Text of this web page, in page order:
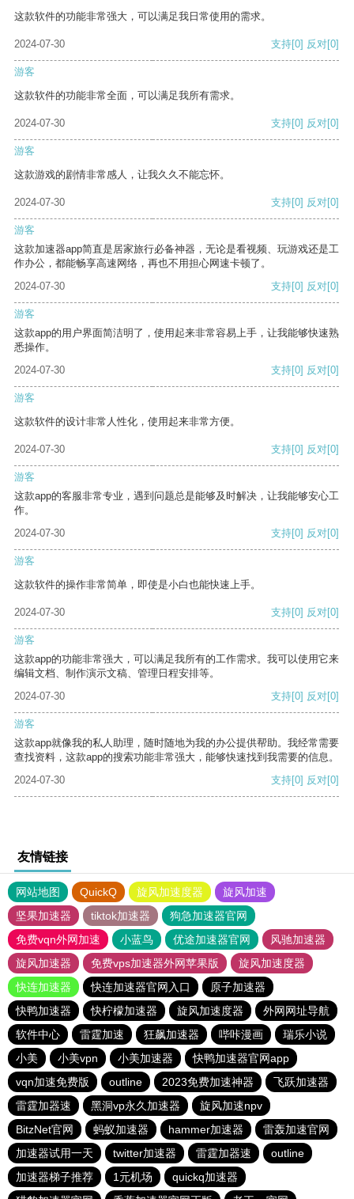
这款软件的功能非常强大，可以满足我日常使用的需求。
2024-07-30 支持[0] 反对[0]
游客
这款软件的功能非常全面，可以满足我所有需求。
2024-07-30 支持[0] 反对[0]
游客
这款游戏的剧情非常感人，让我久久不能忘怀。
2024-07-30 支持[0] 反对[0]
游客
这款加速器app简直是居家旅行必备神器，无论是看视频、玩游戏还是工
作办公，都能畅享高速网络，再也不用担心网速卡顿了。
2024-07-30
支持[0] 反对[0]
游客
这款app的用户界面简洁明了，使用起来非常容易上手，让我能够快速熟
悉操作。
2024-07-30
支持[0] 反对[0]
游客
这款软件的设计非常人性化，使用起来非常方便。
2024-07-30 支持[0] 反对[0]
游客
这款app的客服非常专业，遇到问题总是能够及时解决，让我能够安心工
作。
2024-07-30
支持[0] 反对[0]
游客
这款软件的操作非常简单，即使是小白也能快速上手。
2024-07-30 支持[0] 反对[0]
游客
这款app的功能非常强大，可以满足我所有的工作需求。我可以使用它来
编辑文档、制作演示文稿、管理日程安排等。
2024-07-30
支持[0] 反对[0]
游客
这款app就像我的私人助理，随时随地为我的办公提供帮助。我经常需要
查找资料，这款app的搜索功能非常强大，能够快速找到我需要的信息。
2024-07-30
支持[0] 反对[0]
友情链接
网站地图 QuickQ 旋风加速度器
旋风加速
坚果加速器
tiktok加速器
狗急加速器官网
免费vqn外网加速
小蓝鸟 优途加速器官网
风驰加速器
旋风加速器
免费vps加速器外网苹果版
旋风加速度器
快连加速器
快连加速器官网入口
原子加速器
快鸭加速器
快柠檬加速器 旋风加速度器
外网网址导航
软件中心
雷霆加速 狂飙加速器 哔咔漫画
瑞乐小说
小美
小美vpn 小美加速器
快鸭加速器官网app
vqn加速免费版
outline 2023免费加速神器
飞跃加速器
雷霆加器速
黑洞vp永久加速器
旋风加速npv
BitzNet官网
蚂蚁加速器 hammer加速器
雷轰加速官网
加速器试用一天
twitter加速器 雷霆加器速
outline
加速器梯子推荐
1元机场
quickq加速器